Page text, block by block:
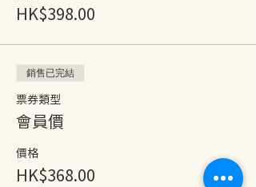
HK$398.00
銷售已完結
票券類型
會員價
價格
HK$368.00